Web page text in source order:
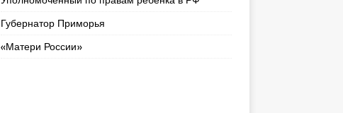
Губернатор Приморья
«Матери России»